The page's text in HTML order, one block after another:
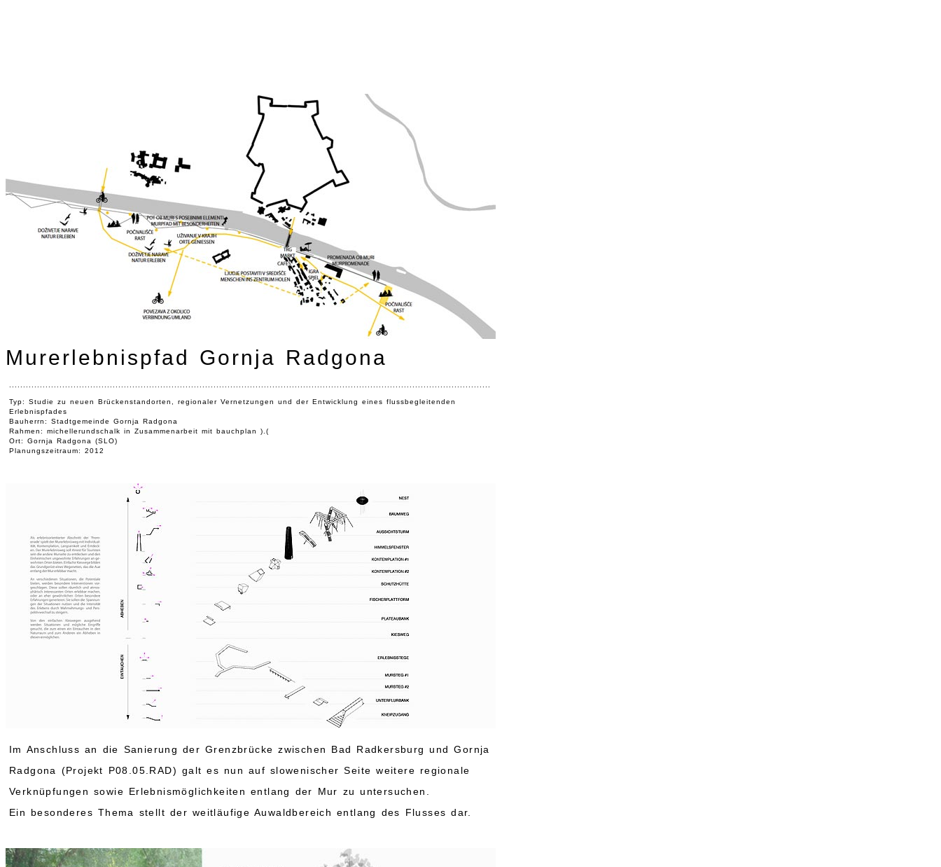
Murerlebnispfad Gornja Radgona
Typ: Studie zu neuen Brückenstandorten, regionaler Vernetzungen und der Entwicklung eines flussbegleitenden
Erlebnispfades
Bauherrn: Stadtgemeinde Gornja Radgona
Rahmen: michellerundschalk in Zusammenarbeit mit bauchplan ).(
Ort: Gornja Radgona (SLO)
Planungszeitraum: 2012
Im Anschluss an die Sanierung der Grenzbrücke zwischen Bad Radkersburg und Gornja
Radgona (Projekt P08.05.RAD) galt es nun auf slowenischer Seite weitere regionale
Verknüpfungen sowie Erlebnismöglichkeiten entlang der Mur zu untersuchen.
Ein besonderes Thema stellt der weitläufige Auwaldbereich entlang des Flusses dar.